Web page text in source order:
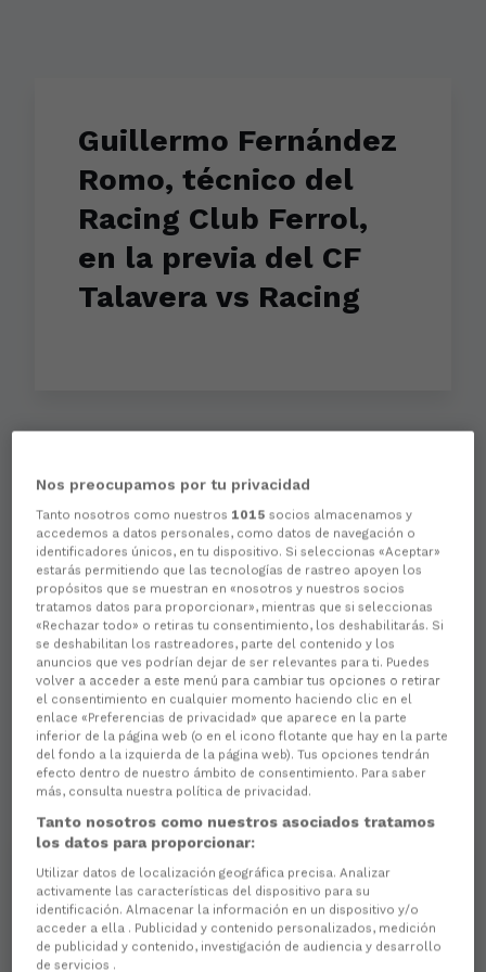
Guillermo Fernández
Romo, técnico del
Racing Club Ferrol,
en la previa del CF
Talavera vs Racing
Aún no hay reacciones. ¡Sé el primero!
Nos preocupamos por tu privacidad
Tanto nosotros como nuestros 1015 socios almacenamos y
accedemos a datos personales, como datos de navegación o
identificadores únicos, en tu dispositivo. Si seleccionas «Aceptar»
estarás permitiendo que las tecnologías de rastreo apoyen los
propósitos que se muestran en «nosotros y nuestros socios
tratamos datos para proporcionar», mientras que si seleccionas
«Rechazar todo» o retiras tu consentimiento, los deshabilitarás. Si
se deshabilitan los rastreadores, parte del contenido y los
anuncios que ves podrían dejar de ser relevantes para ti. Puedes
volver a acceder a este menú para cambiar tus opciones o retirar
el consentimiento en cualquier momento haciendo clic en el
enlace «Preferencias de privacidad» que aparece en la parte
inferior de la página web (o en el icono flotante que hay en la parte
del fondo a la izquierda de la página web). Tus opciones tendrán
efecto dentro de nuestro ámbito de consentimiento. Para saber
más, consulta nuestra política de privacidad.
Tanto nosotros como nuestros asociados tratamos
los datos para proporcionar:
Utilizar datos de localización geográfica precisa. Analizar
activamente las características del dispositivo para su
identificación. Almacenar la información en un dispositivo y/o
acceder a ella . Publicidad y contenido personalizados, medición
de publicidad y contenido, investigación de audiencia y desarrollo
de servicios .